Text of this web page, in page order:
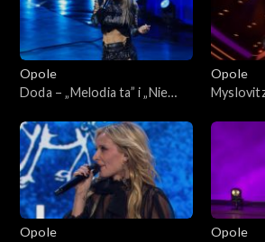
Opole
Doda – „Melodia ta” i „Nie
„SuperJedynki”
Opole
Koncert
Opole
Opole